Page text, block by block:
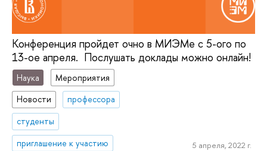
Конференция пройдет очно в МИЭМе с 5-ого по
13-ое апреля. Послушать доклады можно онлайн!
Наука
Мероприятия
Новости
профессора
студенты
приглашение к участию
5 апреля, 2022 г.